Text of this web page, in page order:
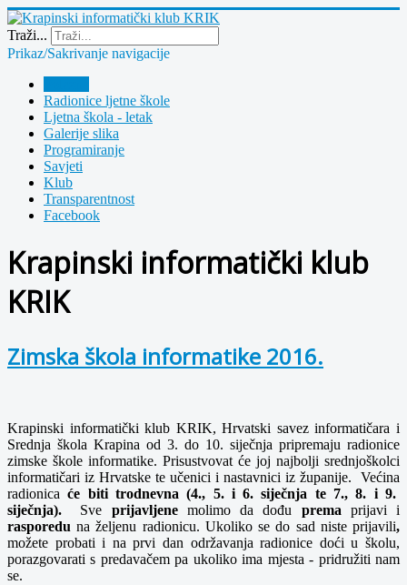
Traži...
Prikaz/Sakrivanje navigacije
Radionice ljetne škole
Ljetna škola - letak
Galerije slika
Programiranje
Savjeti
Klub
Transparentnost
Facebook
Krapinski informatički klub
KRIK
Zimska škola informatike 2016.
Krapinski informatički klub KRIK, Hrvatski savez informatičara i
Srednja škola Krapina od 3. do 10. siječnja pripremaju radionice
zimske škole informatike. Prisustvovat će joj najbolji srednjoškolci
informatičari iz Hrvatske te učenici i nastavnici iz županije. Većina
radionicaće biti trodnevna (4., 5. i 6. siječnja te 7., 8. i 9.
siječnja).
Sve prijavljenemolimo da dođu prema prijavi i
rasporedu na željenu radionicu. Ukoliko se do sad niste prijavili,
možete probati i na prvi dan održavanja radionice doći u školu,
porazgovarati s predavačem pa ukoliko ima mjesta - pridružiti nam
se.
Year
Month
Year
Month